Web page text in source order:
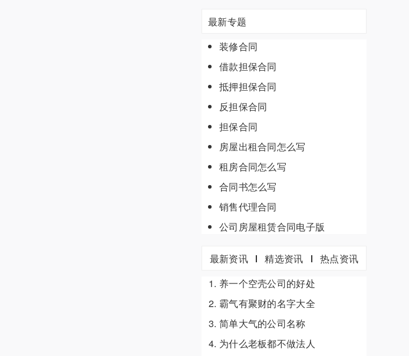
最新专题
装修合同
借款担保合同
抵押担保合同
反担保合同
担保合同
房屋出租合同怎么写
租房合同怎么写
合同书怎么写
销售代理合同
公司房屋租赁合同电子版
最新资讯 精选资讯 热点资讯
养一个空壳公司的好处
霸气有聚财的名字大全
简单大气的公司名称
为什么老板都不做法人